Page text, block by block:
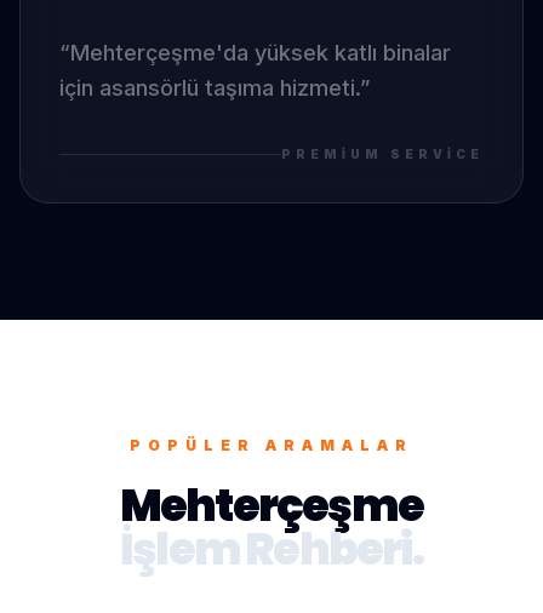
“Mehterçeşme'da yüksek katlı binalar
için asansörlü taşıma hizmeti.”
PREMIUM SERVICE
POPÜLER ARAMALAR
Mehterçeşme
İşlem Rehberi.